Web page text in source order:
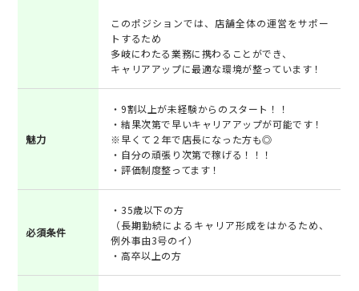
このポジションでは、店舗全体の運営をサポー
トするため
多岐にわたる業務に携わることができ、
キャリアアップに最適な環境が整っています！
魅力
・9割以上が未経験からのスタート！！
・結果次第で早いキャリアアップが可能です！
※早くて２年で店長になった方も◎
・自分の頑張り次第で稼げる！！！
・評価制度整ってます！
必須条件
・35歳以下の方
（長期勤続によるキャリア形成をはかるため、
例外事由3号のイ）
・高卒以上の方